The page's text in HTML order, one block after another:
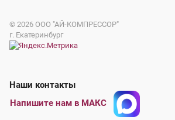
© 2026 ООО "АЙ-КОМПРЕССОР"
г. Екатеринбург
Наши контакты
Напишите нам в МАКС